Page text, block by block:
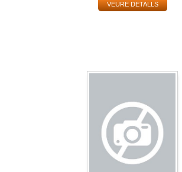
VEURE DETALLS